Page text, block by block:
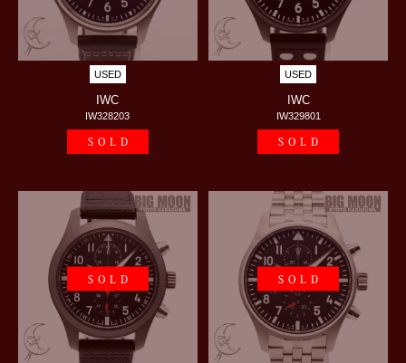
USED
IWC
IW328203
SOLD
USED
IWC
IW329801
SOLD
SOLD SOLD